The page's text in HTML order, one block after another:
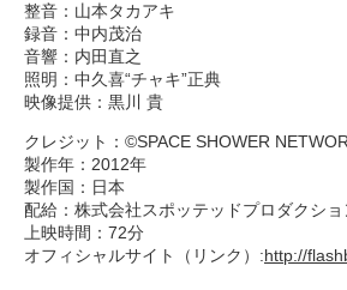
整音：山本タカアキ
録音：中内茂治
音響：内田直之
照明：中久喜“チャキ”正典
映像提供：黒川 貴
クレジット：©SPACE SHOWER
製作年：2012年
製作国：日本
配給：株式会社スポッテッドプロダクショ
上映時間：72分
オフィシャルサイト（リンク）:http://